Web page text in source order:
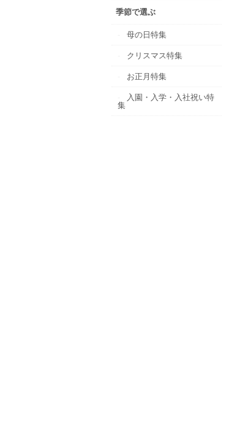
季節で選ぶ
母の日特集
クリスマス特集
お正月特集
入園・入学・入社祝い特
集